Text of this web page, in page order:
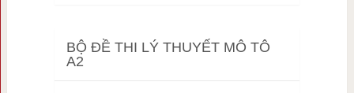
BỘ ĐỀ THI LÝ THUYẾT MÔ TÔ
A2